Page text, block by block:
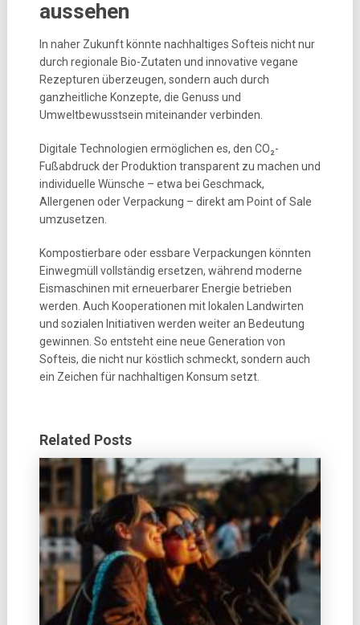
aussehen
In naher Zukunft könnte nachhaltiges Softeis nicht nur
durch regionale Bio-Zutaten und innovative vegane
Rezepturen überzeugen, sondern auch durch
ganzheitliche Konzepte, die Genuss und
Umweltbewusstsein miteinander verbinden.
Digitale Technologien ermöglichen es, den CO₂-
Fußabdruck der Produktion transparent zu machen und
individuelle Wünsche – etwa bei Geschmack,
Allergenen oder Verpackung – direkt am Point of Sale
umzusetzen.
Kompostierbare oder essbare Verpackungen könnten
Einwegmüll vollständig ersetzen, während moderne
Eismaschinen mit erneuerbarer Energie betrieben
werden. Auch Kooperationen mit lokalen Landwirten
und sozialen Initiativen werden weiter an Bedeutung
gewinnen. So entsteht eine neue Generation von
Softeis, die nicht nur köstlich schmeckt, sondern auch
ein Zeichen für nachhaltigen Konsum setzt.
Related Posts